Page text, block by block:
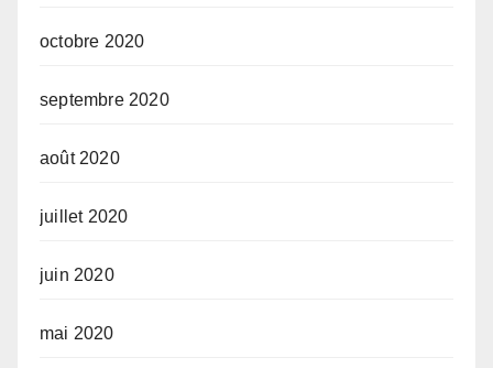
octobre 2020
septembre 2020
août 2020
juillet 2020
juin 2020
mai 2020